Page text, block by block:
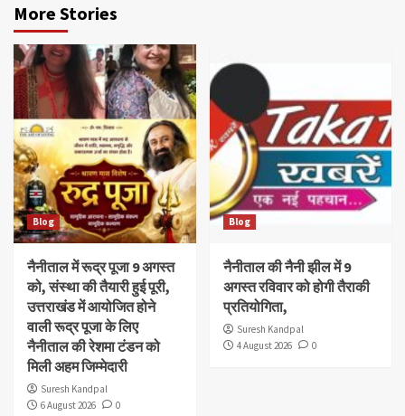
More Stories
Blog
नैनीताल में रूद्र पूजा 9 अगस्त
को, संस्था की तैयारी हुई पूरी,
उत्तराखंड में आयोजित होने
वाली रूद्र पूजा के लिए
नैनीताल की रेशमा टंडन को
मिली अहम जिम्मेदारी
Suresh Kandpal
6 August 2026
0
Blog
नैनीताल की नैनी झील में 9
अगस्त रविवार को होगी तैराकी
प्रतियोगिता,
Suresh Kandpal
4 August 2026
0